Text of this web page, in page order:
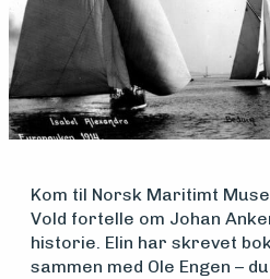
Medlemsfartøy
Søk
om
midler
Kom til Norsk Maritimt
Vold fortelle om Johan
historie. Elin har skrevet
sammen med Ole Engen –